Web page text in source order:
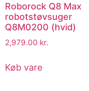
Roborock Q8 Max
robotstøvsuger
Q8M0200 (hvid)
2,979.00 kr.
Køb vare